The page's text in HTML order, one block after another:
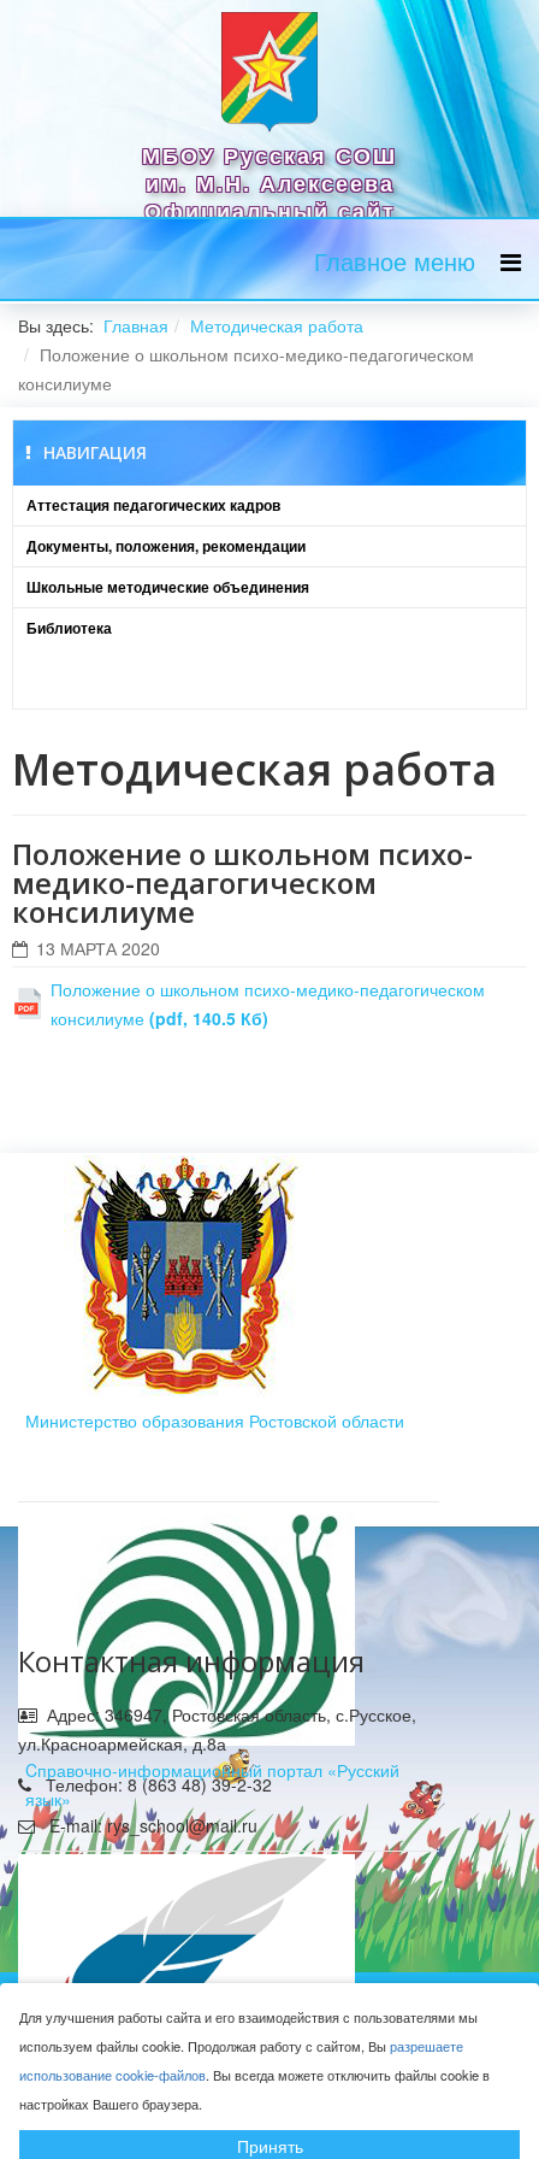
МБОУ Русская СОШ
им. М.Н. Алексеева
Официальный сайт
Главное меню
Вы здесь: Главная
Методическая работа
Положение о школьном психо-медико-педагогическом
консилиуме
НАВИГАЦИЯ
Аттестация педагогических кадров
Документы, положения, рекомендации
Школьные методические объединения
Библиотека
Методическая работа
Положение о школьном психо-
медико-педагогическом
консилиуме
13 МАРТА 2020
Положение о школьном психо-медико-педагогическом
консилиуме (pdf, 140.5 Кб)
Министерство образования Ростовской области
Cправочно-информационный портал «Русский
язык»
Федеральный портал «Российское образование»
Контактная информация
Адрес: 346947, Ростовская область, с.Русское,
ул.Красноармейская, д.8а
Телефон: 8 (863 48) 39-2-32
E-mail: rys_school@mail.ru
учреждение Русская средняя общеобразовательная
школа имени Героя Советского Союза М.Н. Алексеева © 2016-
2026
Сделано с ❤ в
Для улучшения работы сайта и его взаимодействия с пользователями мы
используем файлы cookie. Продолжая работу с сайтом, Выразрешаете
использование cookie-файлов. Вы всегда можете отключить файлы cookie в
настройках Вашего браузера.
Принять